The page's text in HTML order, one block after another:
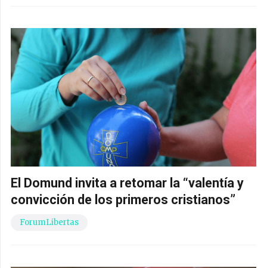
El Domund invita a retomar la “valentía y
convicción de los primeros cristianos”
ForumLibertas